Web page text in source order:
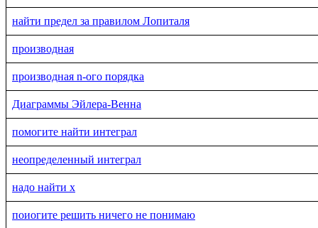
найти предел за правилом Лопиталя
производная
производная n-ого порядка
Диаграммы Эйлера-Венна
помогите найти интеграл
неопределенный интеграл
надо найти х
поиогите решить ничего не понимаю